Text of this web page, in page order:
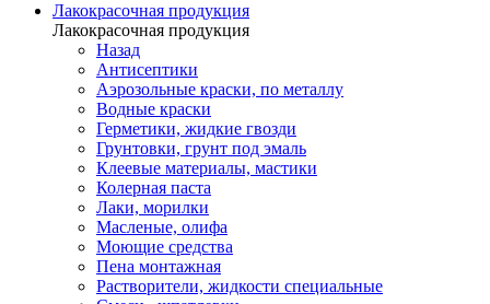
Лакокрасочная продукция
Лакокрасочная продукция
Назад
Антисептики
Аэрозольные краски, по металлу
Водные краски
Герметики, жидкие гвозди
Грунтовки, грунт под эмаль
Клеевые материалы, мастики
Колерная паста
Лаки, морилки
Масленые, олифа
Моющие средства
Пена монтажная
Растворители, жидкости специальные